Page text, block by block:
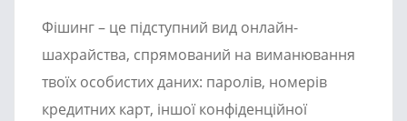
Фішинг – це підступний вид онлайн-
шахрайства, спрямований на виманювання
твоїх особистих даних: паролів, номерів
кредитних карт, іншої конфіденційної